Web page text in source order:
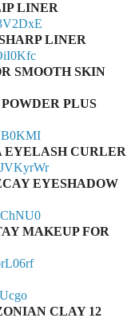
LINER
LINER
SMOOTH SKIN
PLUS
EYELASH CURLER
EYESHADOW
MAKEUP FOR
CLAY 12